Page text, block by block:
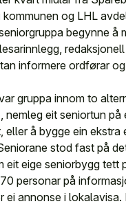
og LHL
begynne å
informere ordførar
gruppa innom to
nemleg eit seniortun på
eller å bygge ein ekstra
stod fast på
eit eige seniorbygg tett
personar på
ei annonse i